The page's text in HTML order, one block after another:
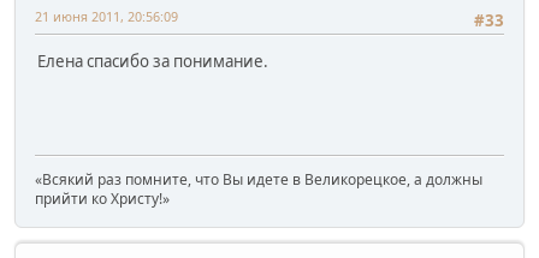
#33
21 июня 2011, 20:56:09
Елена спасибо за понимание.
«Всякий раз помните, что Вы идете в Великорецкое, а должны
прийти ко Христу!»